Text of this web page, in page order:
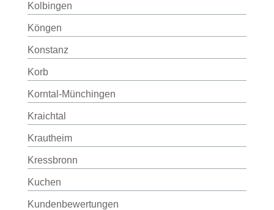
Kolbingen
Köngen
Konstanz
Korb
Korntal-Münchingen
Kraichtal
Krautheim
Kressbronn
Kuchen
Kundenbewertungen